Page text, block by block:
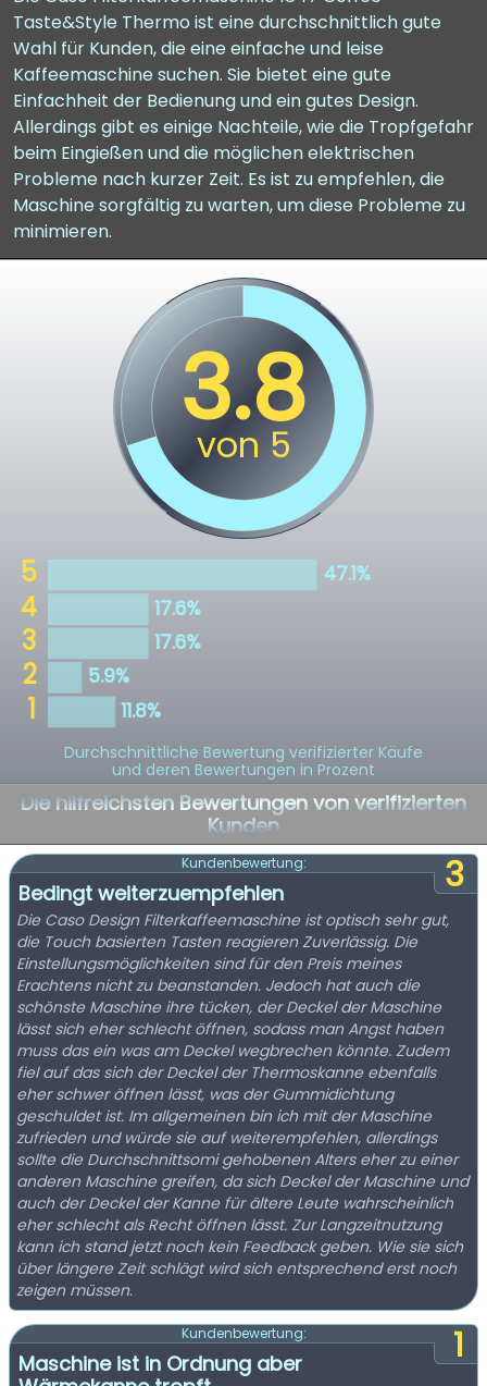
Taste&Style Thermo ist eine durchschnittlich gute
Wahl für Kunden, die eine einfache und leise
Kaffeemaschine suchen. Sie bietet eine gute
Einfachheit der Bedienung und ein gutes Design.
Allerdings gibt es einige Nachteile, wie die Tropfgefahr
beim Eingießen und die möglichen elektrischen
Probleme nach kurzer Zeit. Es ist zu empfehlen, die
Maschine sorgfältig zu warten, um diese Probleme zu
minimieren.
Durchschnittliche Bewertung verifizierter Käufe
und deren Bewertungen in Prozent
Die hilfreichsten Bewertungen von verifizierten
Kunden
3
Kundenbewertung:
Bedingt weiterzuempfehlen
Die Caso Design Filterkaffeemaschine ist optisch sehr gut,
die Touch basierten Tasten reagieren Zuverlässig. Die
Einstellungsmöglichkeiten sind für den Preis meines
Erachtens nicht zu beanstanden. Jedoch hat auch die
schönste Maschine ihre tücken, der Deckel der Maschine
lässt sich eher schlecht öffnen, sodass man Angst haben
muss das ein was am Deckel wegbrechen könnte. Zudem
fiel auf das sich der Deckel der Thermoskanne ebenfalls
eher schwer öffnen lässt, was der Gummidichtung
geschuldet ist. Im allgemeinen bin ich mit der Maschine
zufrieden und würde sie auf weiterempfehlen, allerdings
sollte die Durchschnittsomi gehobenen Alters eher zu einer
anderen Maschine greifen, da sich Deckel der Maschine und
auch der Deckel der Kanne für ältere Leute wahrscheinlich
eher schlecht als Recht öffnen lässt. Zur Langzeitnutzung
kann ich stand jetzt noch kein Feedback geben. Wie sie sich
über längere Zeit schlägt wird sich entsprechend erst noch
zeigen müssen.
1
Kundenbewertung:
Maschine ist in Ordnung aber